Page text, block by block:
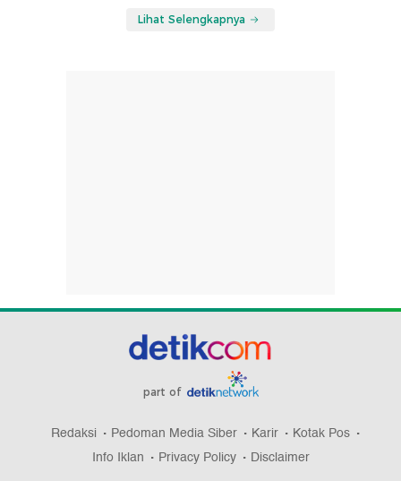
Lihat Selengkapnya
part of
Redaksi Pedoman Media Siber Karir
Kotak Pos
Info Iklan
Privacy Policy Disclaimer